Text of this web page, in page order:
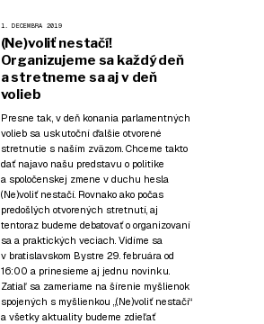
1. DECEMBRA 2019
(Ne)voliť nestačí!
Organizujeme sa každý deň
a stretneme sa aj v deň
volieb
Presne tak, v deň konania parlamentných
volieb sa uskutoční ďalšie otvorené
stretnutie s naším zväzom. Chceme takto
dať najavo našu predstavu o politike
a spoločenskej zmene v duchu hesla
(Ne)voliť nestačí. Rovnako ako počas
predošlých otvorených stretnutí, aj
tentoraz budeme debatovať o organizovaní
sa a praktických veciach. Vidíme sa
v bratislavskom Bystre 29. februára od
16:00 a prinesieme aj jednu novinku.
Zatiaľ sa zameriame na šírenie myšlienok
spojených s myšlienkou „(Ne)voliť nestačí“
a všetky aktuality budeme zdieľať